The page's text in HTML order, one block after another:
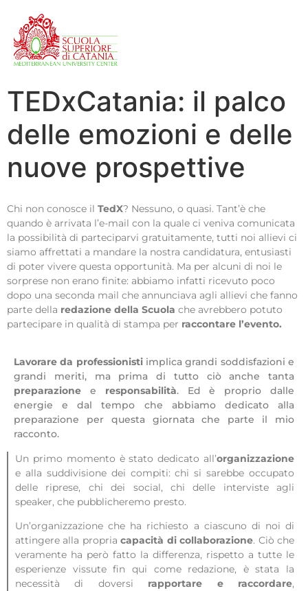
TEDxCatania: il palco
delle emozioni e delle
nuove prospettive
Chi non conosce il TedX? Nessuno, o quasi. Tant’è che
quando è arrivata l’e-mail con la quale ci veniva comunicata
la possibilità di parteciparvi gratuitamente, tutti noi allievi ci
siamo affrettati a mandare la nostra candidatura, entusiasti
di poter vivere questa opportunità. Ma per alcuni di noi le
sorprese non erano finite: abbiamo infatti ricevuto poco
dopo una seconda mail che annunciava agli allievi che fanno
parte della redazione della Scuola che avrebbero potuto
partecipare in qualità di stampa per raccontare l’evento.
Lavorare da professionistiimplica grandi soddisfazioni e
grandi meriti, ma prima di tutto ciò anche tanta
preparazione e responsabilità. Ed è proprio dalle
energie e dal tempo che abbiamo dedicato alla
preparazione per questa giornata che parte il mio
racconto.
Un primo momento è stato dedicato all’organizzazione
e alla suddivisione dei compiti: chi si sarebbe occupato
delle riprese, chi dei social, chi delle interviste agli
speaker, che pubblicheremo presto.
Un’organizzazione che ha richiesto a ciascuno di noi di
attingere alla propriacapacità di collaborazione. Ciò che
veramente ha però fatto la differenza, rispetto a tutte le
esperienze vissute fin qui come redazione, è stata la
necessità di doversi rapportare e raccordare,